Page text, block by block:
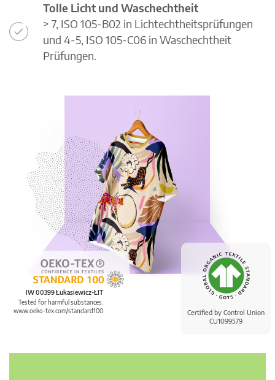
Certified by Control Union
CU1099579
IW 00399 Łukasiewicz-ŁIT
Tested for harmful substances.
www.oeko-tex.com/standard100
Tolle Licht und Waschechtheit
> 7, ISO 105-B02 in Lichtechtheitsprüfungen
und 4-5, ISO 105-C06 in Waschechtheit
Prüfungen.